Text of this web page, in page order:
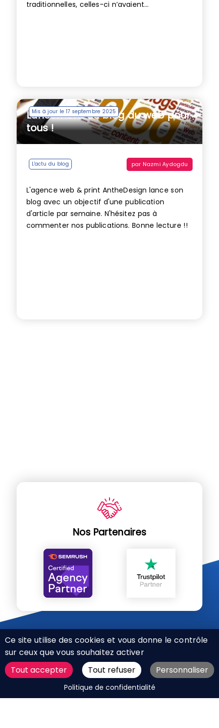
traditionnelles, celles-ci n’avaient...
Mis à jour le 17 septembre 2025
Lancement du blog du web pour
tous !
L'actu du blog par Nazmi Aydogdu
L'agence web & print AntheDesign lance son
blog avec un objectif d'une publication
d'article par semaine. N'hésitez pas à
commenter nos publications. Bonne lecture !!
DEMANDER UN DEVIS
Nos Partenaires
CHARTE RÉSEAUX SOCIAUX
MENTIONS LÉGALES
Ce site utilise des cookies et vous donne le contrôle
sur ceux que vous souhaitez activer
Tout accepter
Tout refuser Personnaliser
Politique de confidentialité